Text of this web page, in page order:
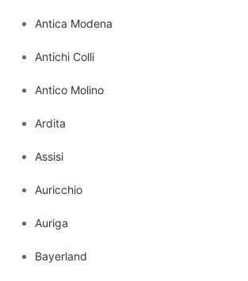
Antica Modena
Antichi Colli
Antico Molino
Ardita
Assisi
Auricchio
Auriga
Bayerland